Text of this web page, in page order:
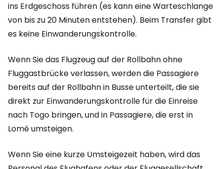
ins Erdgeschoss führen (es kann eine Warteschlange
von bis zu 20 Minuten entstehen). Beim Transfer gibt
es keine Einwanderungskontrolle.
Wenn Sie das Flugzeug auf der Rollbahn ohne
Fluggastbrücke verlassen, werden die Passagiere
bereits auf der Rollbahn in Busse unterteilt, die sie
direkt zur Einwanderungskontrolle für die Einreise
nach Togo bringen, und in Passagiere, die erst in
Lomé umsteigen.
Wenn Sie eine kurze Umsteigezeit haben, wird das